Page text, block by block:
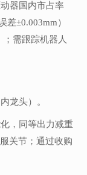
器国内市占率
±0.003mm）
需跟踪机器人
龙头）。
，同等出力减重
关节；通过收购